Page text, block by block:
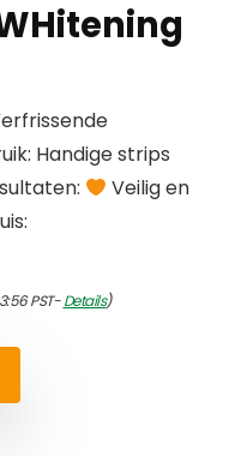
Handige strips
Veilig en
PST-Details)